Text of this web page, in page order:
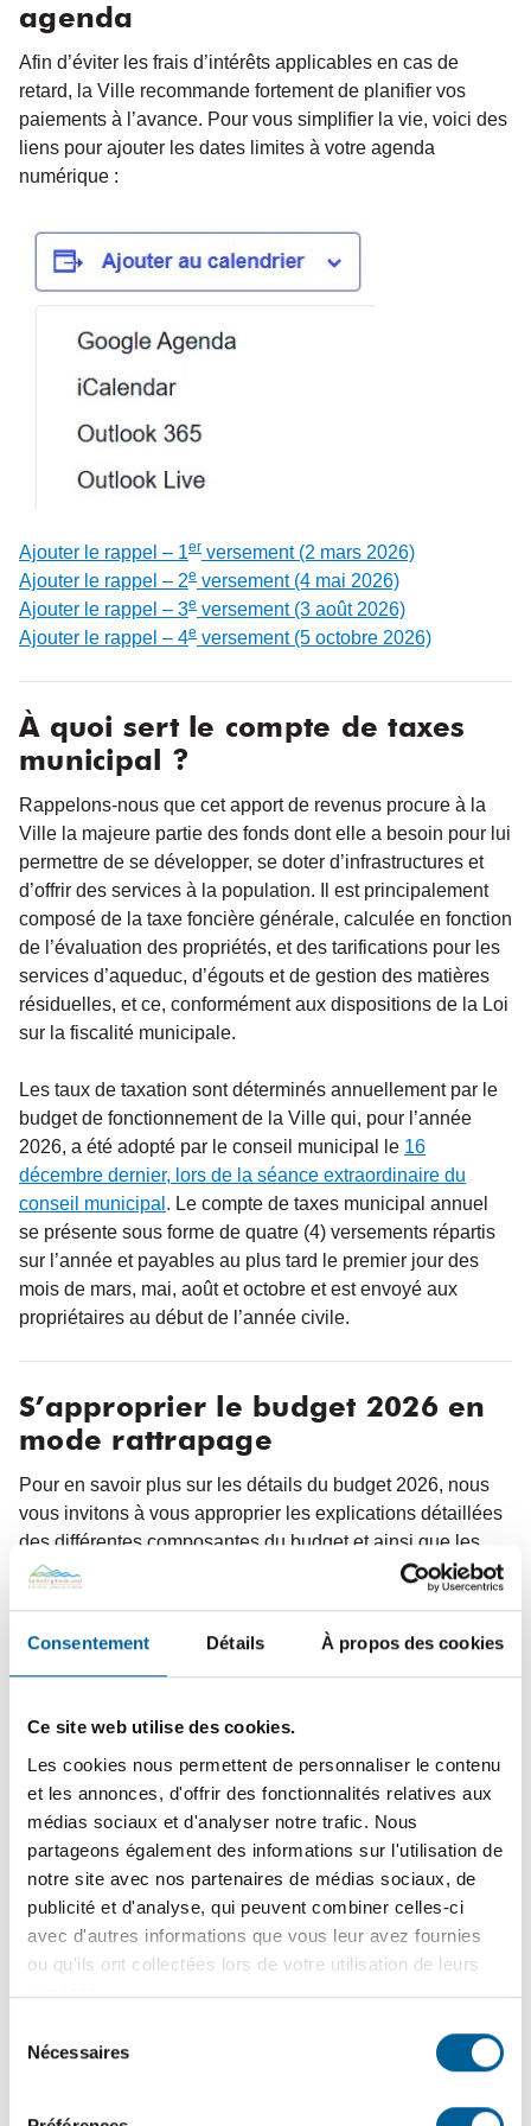
Consentement Détails À propos des cookies
Ce site web utilise des cookies.
Les cookies nous permettent de personnaliser le contenu
et les annonces, d'offrir des fonctionnalités relatives aux
médias sociaux et d'analyser notre trafic. Nous
partageons également des informations sur l'utilisation de
notre site avec nos partenaires de médias sociaux, de
publicité et d'analyse, qui peuvent combiner celles-ci
avec d'autres informations que vous leur avez fournies
ou qu'ils ont collectées lors de votre utilisation de leurs
services.
Nécessaires
agenda
Afin d’éviter les frais d’intérêts applicables en cas de
retard, la Ville recommande fortement de planifier vos
paiements à l’avance. Pour vous simplifier la vie, voici des
liens pour ajouter les dates limites à votre agenda
numérique :
Ajouter le rappel – 1er versement (2 mars 2026)
Ajouter le rappel – 2e versement (4 mai 2026)
Ajouter le rappel – 3e versement (3 août 2026)
Ajouter le rappel – 4e versement (5 octobre 2026)
À quoi sert le compte de taxes
municipal ?
Rappelons-nous que cet apport de revenus procure à la
Ville la majeure partie des fonds dont elle a besoin pour lui
permettre de se développer, se doter d’infrastructures et
d’offrir des services à la population. Il est principalement
composé de la taxe foncière générale, calculée en fonction
de l’évaluation des propriétés, et des tarifications pour les
services d’aqueduc, d’égouts et de gestion des matières
résiduelles, et ce, conformément aux dispositions de la Loi
sur la fiscalité municipale.
Les taux de taxation sont déterminés annuellement par le
budget de fonctionnement de la Ville qui, pour l’année
2026, a été adopté par le conseil municipal le 16
décembre dernier, lors de la séance extraordinaire du
conseil municipal . Le compte de taxes municipal annuel
se présente sous forme de quatre (4) versements répartis
sur l’année et payables au plus tard le premier jour des
mois de mars, mai, août et octobre et est envoyé aux
propriétaires au début de l’année civile.
S’approprier le budget 2026 en
mode rattrapage
Pour en savoir plus sur les détails du budget 2026, nous
vous invitons à vous approprier les explications détaillées
des différentes composantes du budget et ainsi que les
réponses aux questions fréquemment posées :
Discours et sommaire du budget 2026 (publiés dans le
journal local Le Lavalois de
janvier 2026)
Présentation .PPT complète de la séance
Présentation VIDÉO complète de la séance
extraordinaire du 16 décembre 2025
Dernières actualités
le 3 août